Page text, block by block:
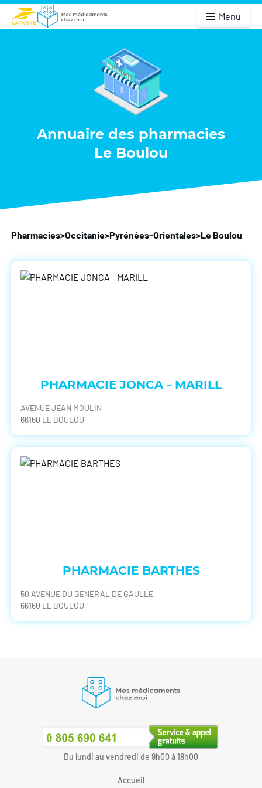
Menu
Annuaire des pharmacies
Le Boulou
Pharmacies>Occitanie>Pyrénées-Orientales>Le Boulou
PHARMACIE JONCA - MARILL
AVENUE JEAN MOULIN
66160 LE BOULOU
PHARMACIE BARTHES
50 AVENUE DU GENERAL DE GAULLE
66160 LE BOULOU
Du lundi au vendredi de 9h00 à 18h00
Accueil